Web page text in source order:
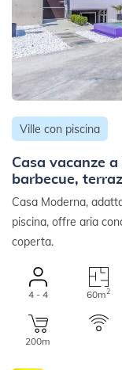
Ville con piscina
Casa vacanze
barbecue,
Casa Moderna,
piscina, offre aria
coperta.
4 - 4 60m2
200m